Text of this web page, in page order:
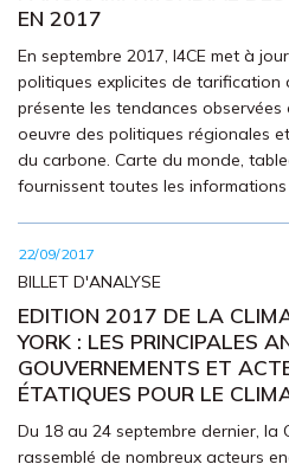
EN 2017
En septembre 2017, I4CE met à
politiques explicites de tarification
présente les tendances observées
oeuvre des politiques régionales
du carbone. Carte du monde,
fournissent toutes les
22/09/2017
BILLET D'ANALYSE
EDITION 2017 DE LA
YORK : LES PRINCIPALES
GOUVERNEMENTS ET
ÉTATIQUES POUR LE
Du 18 au 24 septembre dernier, la
rassemblé de nombreux acteurs